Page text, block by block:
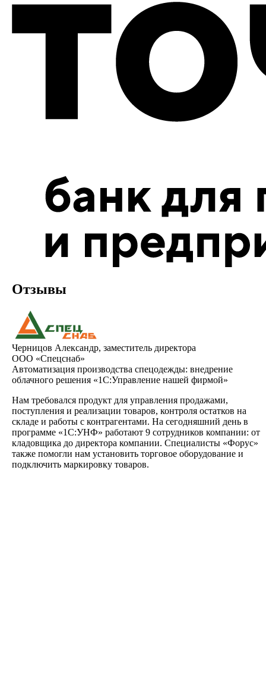
Отзывы
Черницов Александр, заместитель директора
ООО «Спецснаб»
Автоматизация производства спецодежды: внедрение
облачного решения «1С:Управление нашей фирмой»
Нам требовался продукт для управления продажами,
поступления и реализации товаров, контроля остатков на
складе и работы с контрагентами. На сегодняшний день в
программе «1С:УНФ» работают 9 сотрудников компании: от
кладовщика до директора компании. Специалисты «Форус»
также помогли нам установить торговое оборудование и
подключить маркировку товаров.